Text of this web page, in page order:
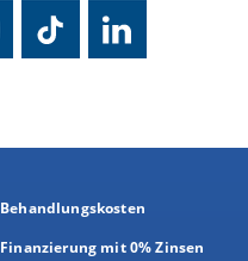
Behandlungskosten
Finanzierung mit 0% Zinsen